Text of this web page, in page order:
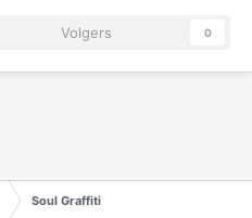
Volgers 0
Soul Graffiti